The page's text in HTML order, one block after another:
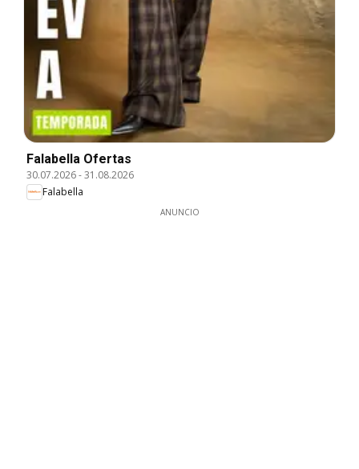
Falabella Ofertas
30.07.2026-31.08.2026
Falabella
ANUNCIO